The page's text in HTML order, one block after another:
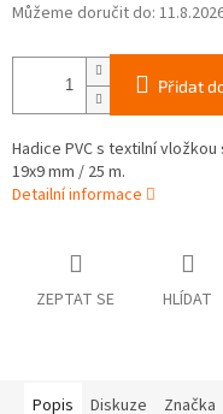
Můžeme doručit do:
Přidat
Hadice PVC s textilní
19x9 mm / 25 m.
Detailní informace
ZEPTAT SE HLÍDAT
Popis Diskuze Značka